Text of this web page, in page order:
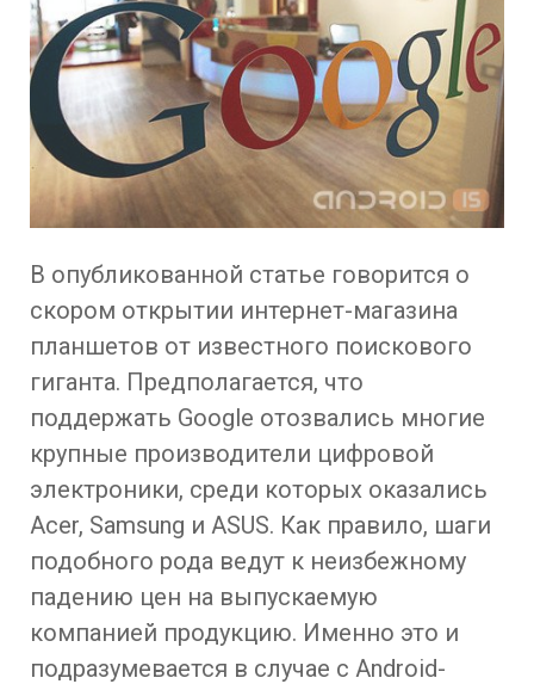
В опубликованной статье говорится о
скором открытии интернет-магазина
планшетов от известного поискового
гиганта. Предполагается, что
поддержать Google отозвались многие
крупные производители цифровой
электроники, среди которых оказались
Acer, Samsung и ASUS. Как правило, шаги
подобного рода ведут к неизбежному
падению цен на выпускаемую
компанией продукцию. Именно это и
подразумевается в случае с Android-